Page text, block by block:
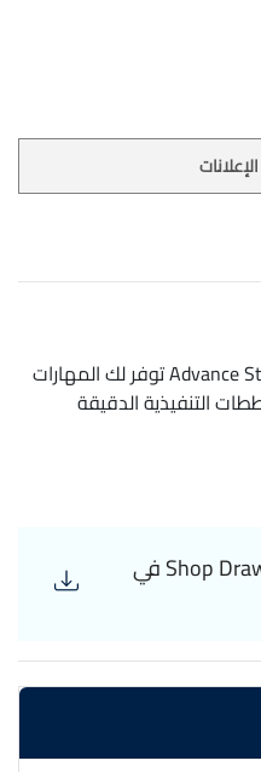
دورة إعداد Shop Drawing في Advance Steel توفر لك المهارات
التنفيذية الدقيقة
والتجميع لضمان دقة
الملفات والتنسيق مع
مما يسهل عملية التصنيع
الهندسية وتحسين
محتوى دورة إعداد Shop Drawing في